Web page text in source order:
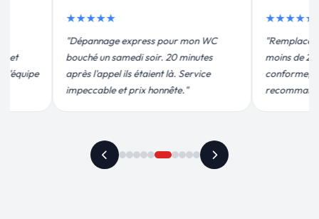
"Remplacement de mon chauffe-eau en
moins de 2h. Équipe très pro, devis
conforme, chantier propre. Je
recommande vivement."
"Un grand merci à
pour leur intervention
efficace. Fuite réparée
plus qu'honnête !"